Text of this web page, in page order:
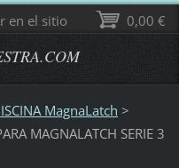
MagnaLatch >
MAGNALATCH SERIE 3
0,00 €
en el sitio